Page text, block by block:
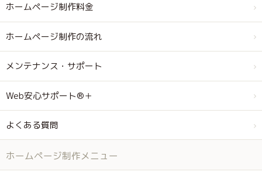
ホームページ制作料金
ホームページ制作の流れ
メンテナンス・サポート
Web安心サポート®＋
よくある質問
ホームページ制作メニュー